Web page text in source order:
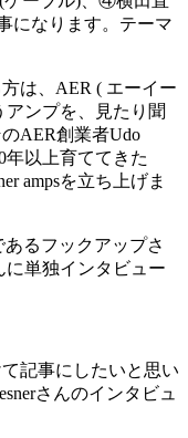
になります。テーマ
は、AER ( エーイー
アンプを、見たり聞
AER創業者Udo
年以上育ててきた
ampsを立ち上げま
あるフックアップさ
に単独インタビュー
記事にしたいと思い
さんのインタビュ